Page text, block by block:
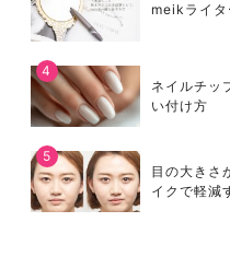
meikライタ
ネイルチッ
い付け方
目の大きさ
イクで軽減